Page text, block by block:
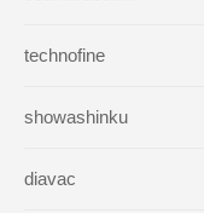
technofine
showashinku
diavac